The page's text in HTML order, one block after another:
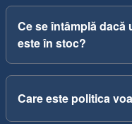
Ce se întâmplă
este în stoc?
Care este politica